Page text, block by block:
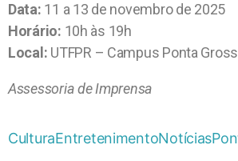
Data: 11 a 13 de novembro de 2025
Horário: 10h às 19h
Local: UTFPR – Campus Ponta
Assessoria de Imprensa
CulturaEntretenimentoNotícias